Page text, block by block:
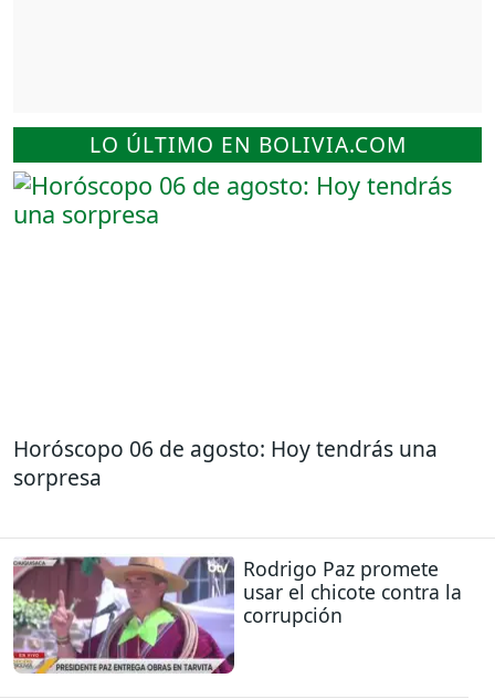
LO ÚLTIMO EN BOLIVIA.COM
Horóscopo 06 de agosto: Hoy tendrás una
sorpresa
Rodrigo Paz promete
usar el chicote contra la
corrupción